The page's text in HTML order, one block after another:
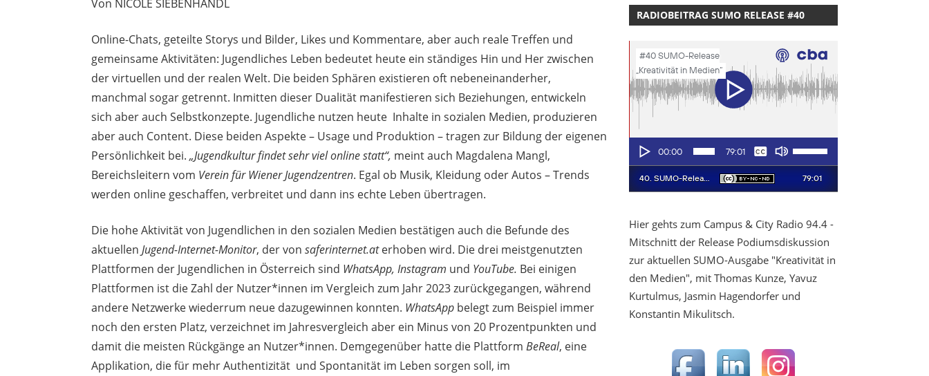
Von NICOLE SIEBENHANDL
Online-Chats, geteilte Storys und Bilder, Likes und Kommentare, aber auch reale Treffen und
gemeinsame Aktivitäten: Jugendliches Leben bedeutet heute ein ständiges Hin und Her zwischen
der virtuellen und der realen Welt. Die beiden Sphären existieren oft nebeneinanderher,
manchmal sogar getrennt. Inmitten dieser Dualität manifestieren sich Beziehungen, entwickeln
sich aber auch Selbstkonzepte. Jugendliche nutzen heute Inhalte in sozialen Medien, produzieren
aber auch Content. Diese beiden Aspekte – Usage und Produktion – tragen zur Bildung der eigenen
Persönlichkeit bei. „Jugendkultur findet sehr viel online statt“, meint auch Magdalena Mangl,
Bereichsleitern vom Verein für Wiener Jugendzentren. Egal ob Musik, Kleidung oder Autos – Trends
werden online geschaffen, verbreitet und dann ins echte Leben übertragen.
Die hohe Aktivität von Jugendlichen in den sozialen Medien bestätigen auch die Befunde des
aktuellen Jugend-Internet-Monitor, der von saferinternet.aterhoben wird. Die drei meistgenutzten
Plattformen der Jugendlichen in Österreich sind WhatsApp, Instagram und YouTube. Bei einigen
Plattformen ist die Zahl der Nutzer*innen im Vergleich zum Jahr 2023 zurückgegangen, während
andere Netzwerke wiederrum neue dazugewinnen konnten. WhatsApp belegt zum Beispiel immer
noch den ersten Platz, verzeichnet im Jahresvergleich aber ein Minus von 20 Prozentpunkten und
damit die meisten Rückgänge an Nutzer*innen. Demgegenüber hatte die Plattform BeReal, eine
Applikation, die für mehr Authentizität und Spontanität im Leben sorgen soll, im
RADIOBEITRAG SUMO RELEASE #40
Hier gehts zum Campus & City Radio 94.4 -
Mitschnitt der Release Podiumsdiskussion
zur aktuellen SUMO-Ausgabe "Kreativität in
den Medien", mit Thomas Kunze, Yavuz
Kurtulmus, Jasmin Hagendorfer und
Konstantin Mikulitsch.